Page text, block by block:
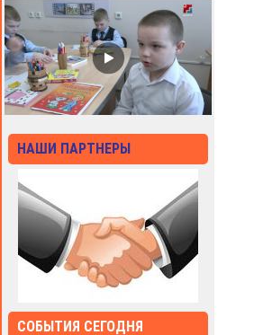
НАШИ ПАРТНЕРЫ
СОБЫТИЯ СЕГОДНЯ